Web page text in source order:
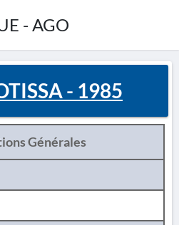
- AGO
- 1985
Générales